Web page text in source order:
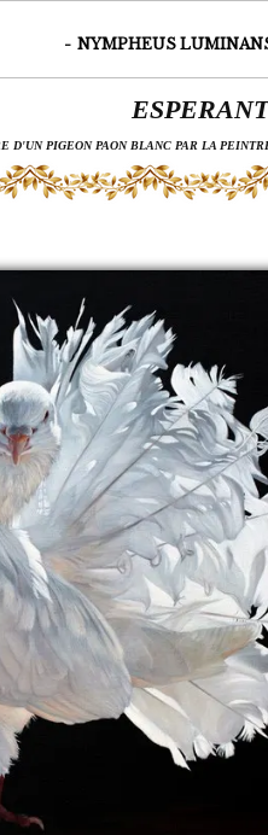
- NYMPHEUS
D'UN PIGEON PAON BLANC PAR LA